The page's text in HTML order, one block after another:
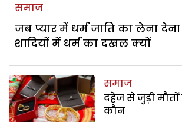
समाज
जब प्यार में धर्म जाति का लेना देना
शादियों में धर्म का दखल क्यों
समाज
दहेज से जुड़ी मौतों
कौन